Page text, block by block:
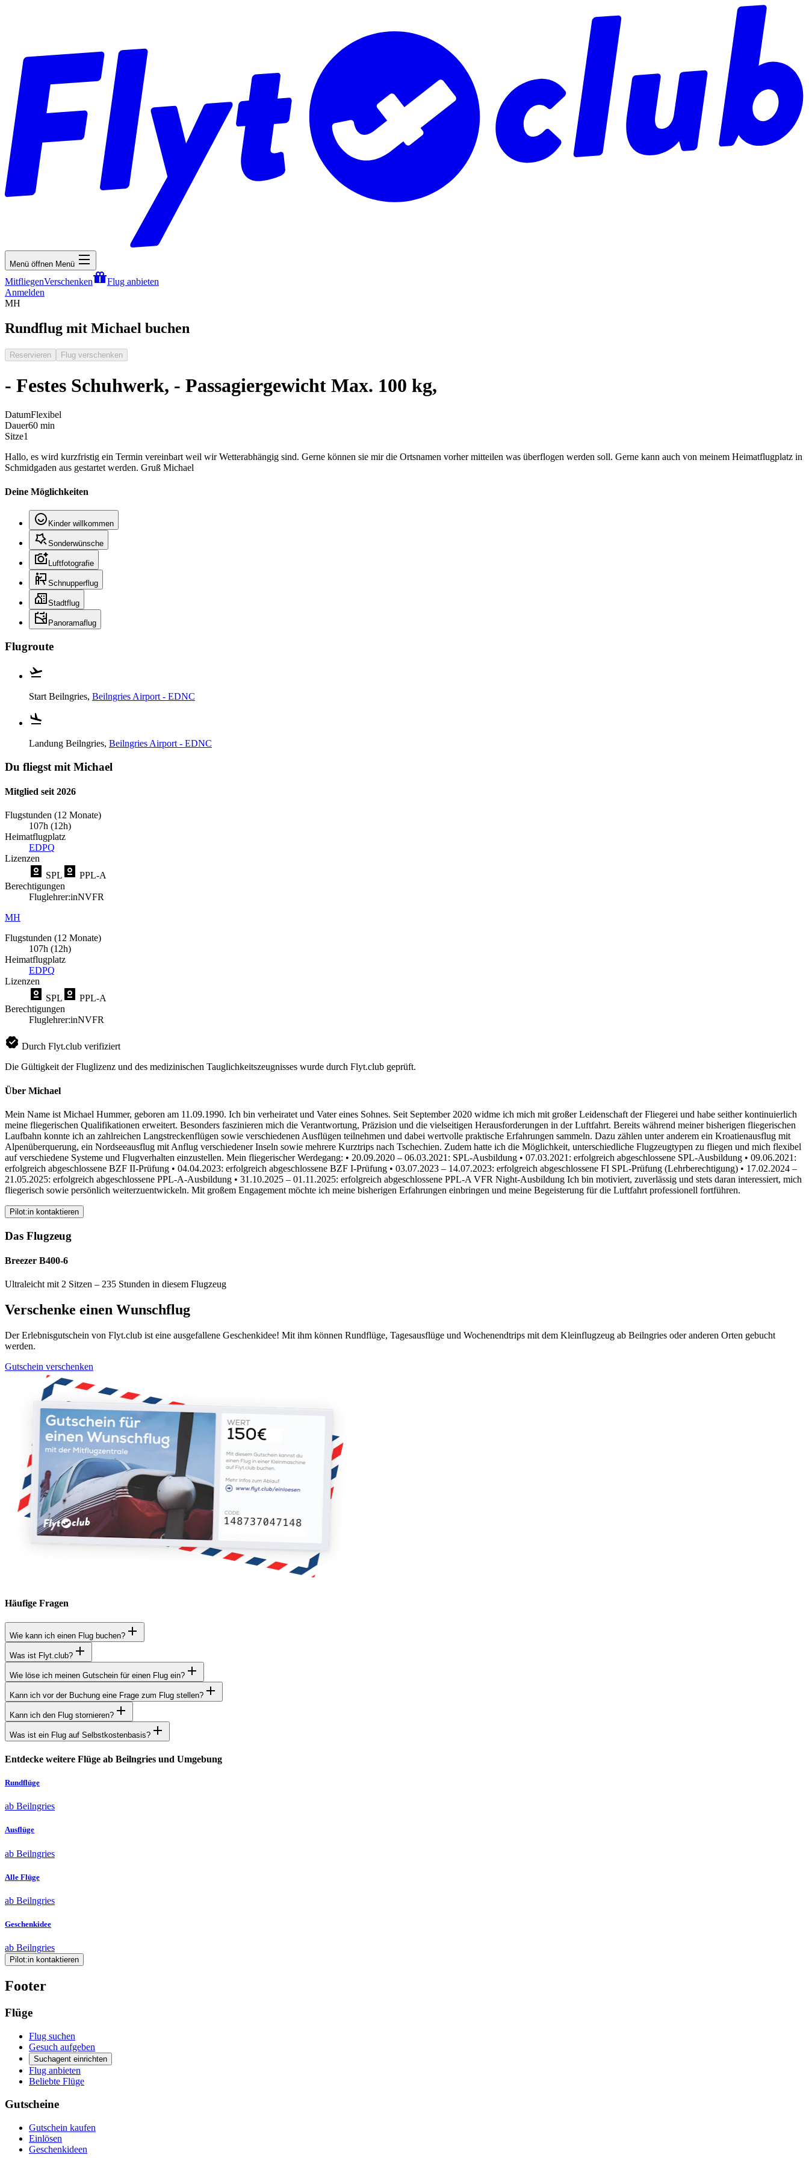
Menü öffnen Menü
MitfliegenVerschenken
Flug anbieten
Anmelden
MH
Rundflug mit Michael buchen
Reservieren Flug verschenken
- Festes Schuhwerk, - Passagiergewicht Max. 100 kg,
DatumFlexibel
Dauer60 min
Sitze1
Hallo, es wird kurzfristig ein Termin vereinbart weil wir Wetterabhängig sind. Gerne können sie mir die Ortsnamen vorher mitteilen was überflogen werden soll. Gerne kann auch von meinem Heimatflugplatz in
Schmidgaden aus gestartet werden. Gruß Michael
Deine Möglichkeiten
Kinder willkommen
Sonderwünsche
Luftfotografie
Schnupperflug
Stadtflug
Panoramaflug
Flugroute
Start Beilngries, Beilngries Airport - EDNC
Landung Beilngries, Beilngries Airport - EDNC
Du fliegst mit Michael
Mitglied seit 2026
Flugstunden (12 Monate)
107h (12h)
Heimatflugplatz
EDPQ
Lizenzen
SPL
PPL-A
Berechtigungen
Fluglehrer:inNVFR
MH
Flugstunden (12 Monate)
107h (12h)
Heimatflugplatz
EDPQ
Lizenzen
SPL
PPL-A
Berechtigungen
Fluglehrer:inNVFR
Durch Flyt.club verifiziert
Die Gültigkeit der Fluglizenz und des medizinischen Tauglichkeitszeugnisses wurde durch Flyt.club geprüft.
Über Michael
Mein Name ist Michael Hummer, geboren am 11.09.1990. Ich bin verheiratet und Vater eines Sohnes. Seit September 2020 widme ich mich mit großer Leidenschaft der Fliegerei und habe seither kontinuierlich
meine fliegerischen Qualifikationen erweitert. Besonders faszinieren mich die Verantwortung, Präzision und die vielseitigen Herausforderungen in der Luftfahrt. Bereits während meiner bisherigen fliegerischen
Laufbahn konnte ich an zahlreichen Langstreckenflügen sowie verschiedenen Ausflügen teilnehmen und dabei wertvolle praktische Erfahrungen sammeln. Dazu zählen unter anderem ein Kroatienausflug mit
Alpenüberquerung, ein Nordseeausflug mit Anflug verschiedener Inseln sowie mehrere Kurztrips nach Tschechien. Zudem hatte ich die Möglichkeit, unterschiedliche Flugzeugtypen zu fliegen und mich flexibel
auf verschiedene Systeme und Flugverhalten einzustellen. Mein fliegerischer Werdegang: • 20.09.2020 – 06.03.2021: SPL-Ausbildung • 07.03.2021: erfolgreich abgeschlossene SPL-Ausbildung • 09.06.2021:
erfolgreich abgeschlossene BZF II-Prüfung • 04.04.2023: erfolgreich abgeschlossene BZF I-Prüfung • 03.07.2023 – 14.07.2023: erfolgreich abgeschlossene FI SPL-Prüfung (Lehrberechtigung) • 17.02.2024 –
21.05.2025: erfolgreich abgeschlossene PPL-A-Ausbildung • 31.10.2025 – 01.11.2025: erfolgreich abgeschlossene PPL-A VFR Night-Ausbildung Ich bin motiviert, zuverlässig und stets daran interessiert, mich
fliegerisch sowie persönlich weiterzuentwickeln. Mit großem Engagement möchte ich meine bisherigen Erfahrungen einbringen und meine Begeisterung für die Luftfahrt professionell fortführen.
Pilot:in kontaktieren
Das Flugzeug
Breezer B400-6
Ultraleicht mit 2 Sitzen – 235 Stunden in diesem Flugzeug
Verschenke einen Wunschflug
Der Erlebnisgutschein von Flyt.club ist eine ausgefallene Geschenkidee! Mit ihm können Rundflüge, Tagesausflüge und Wochenendtrips mit dem Kleinflugzeug ab Beilngries oder anderen Orten gebucht
werden.
Gutschein verschenken
Häufige Fragen
Wie kann ich einen Flug buchen?
Was ist Flyt.club?
Wie löse ich meinen Gutschein für einen Flug ein?
Kann ich vor der Buchung eine Frage zum Flug stellen?
Kann ich den Flug stornieren?
Was ist ein Flug auf Selbstkostenbasis?
Entdecke weitere Flüge ab Beilngries und Umgebung
Rundflüge
ab Beilngries
Ausflüge
ab Beilngries
Alle Flüge
ab Beilngries
Geschenkidee
ab Beilngries
Pilot:in kontaktieren
Footer
Flüge
Flug suchen
Gesuch aufgeben
Suchagent einrichten
Flug anbieten
Beliebte Flüge
Gutscheine
Gutschein kaufen
Einlösen
Geschenkideen